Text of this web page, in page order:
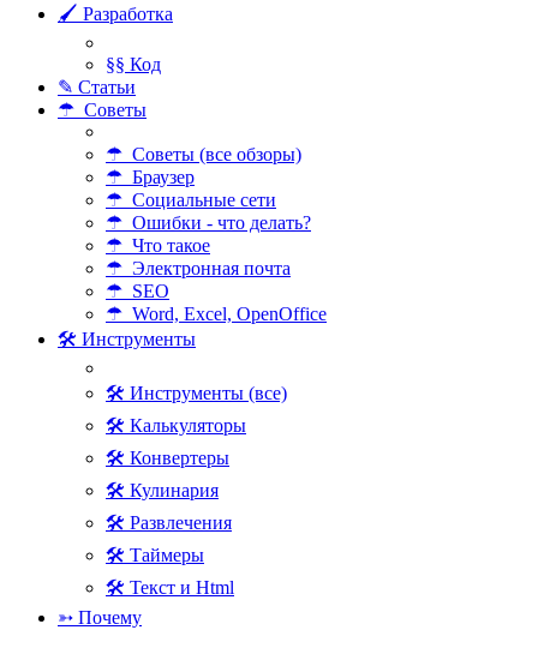
🖌 Разработка
§§ Код
✎ Статьи
☂ Советы
☂ Советы (все обзоры)
☂ Браузер
☂ Социальные сети
☂ Ошибки - что делать?
☂ Что такое
☂ Электронная почта
☂ SEO
☂ Word, Excel, OpenOffice
🛠 Инструменты
🛠 Инструменты (все)
🛠 Калькуляторы
🛠 Конвертеры
🛠 Кулинария
🛠 Развлечения
🛠 Таймеры
🛠 Текст и Html
➳ Почему